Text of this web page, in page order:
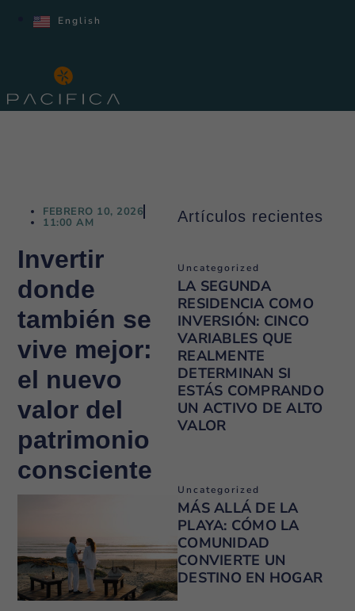
English
FEBRERO 10, 2026
11:00 AM
Invertir
donde
también se
vive mejor:
el nuevo
valor del
patrimonio
consciente
Artículos recientes
Uncategorized
LA SEGUNDA
RESIDENCIA COMO
INVERSIÓN: CINCO
VARIABLES QUE
REALMENTE
DETERMINAN SI
ESTÁS COMPRANDO
UN ACTIVO DE ALTO
VALOR
Uncategorized
MÁS ALLÁ DE LA
PLAYA: CÓMO LA
COMUNIDAD
CONVIERTE UN
DESTINO EN HOGAR